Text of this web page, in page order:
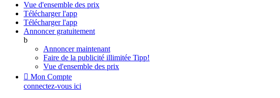
Vue d'ensemble des prix
Télécharger l'app
Télécharger l'app
Annoncer gratuitement
b
Annoncer maintenant
Faire de la publicité illimitée Tipp!
Vue d'ensemble des prix
 Mon Compte
connectez-vous ici